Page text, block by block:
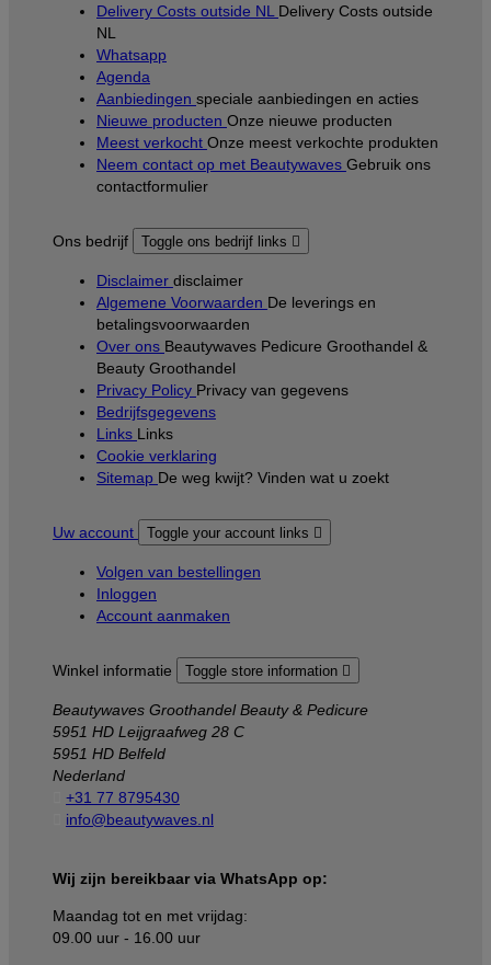
Delivery Costs outside NL Delivery Costs outside
NL
Whatsapp
Agenda
Aanbiedingen speciale aanbiedingen en acties
Nieuwe producten Onze nieuwe producten
Meest verkocht Onze meest verkochte produkten
Neem contact op met Beautywaves Gebruik ons
contactformulier
Ons bedrijf Toggle ons bedrijf links 
Disclaimer disclaimer
Algemene Voorwaarden De leverings en
betalingsvoorwaarden
Over ons Beautywaves Pedicure Groothandel &
Beauty Groothandel
Privacy Policy Privacy van gegevens
Bedrijfsgegevens
Links Links
Cookie verklaring
Sitemap De weg kwijt? Vinden wat u zoekt
Uw account Toggle your account links 
Volgen van bestellingen
Inloggen
Account aanmaken
Winkel informatie Toggle store information 
Beautywaves Groothandel Beauty & Pedicure
5951 HD Leijgraafweg 28 C
5951 HD Belfeld
Nederland
+31 77 8795430
info@beautywaves.nl
Wij zijn bereikbaar via WhatsApp op:
Maandag tot en met vrijdag:
09.00 uur - 16.00 uur